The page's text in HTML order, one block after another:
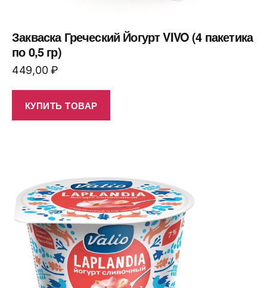
Закваска Греческий Йогурт VIVO (4 пакетика
по 0,5 гр)
449,00₽
КУПИТЬ ТОВАР